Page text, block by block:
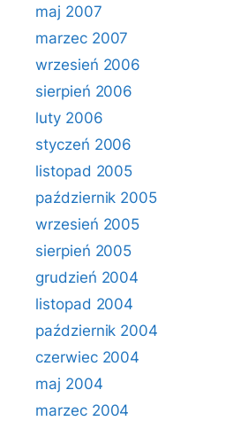
maj 2007
marzec 2007
wrzesień 2006
sierpień 2006
luty 2006
styczeń 2006
listopad 2005
październik 2005
wrzesień 2005
sierpień 2005
grudzień 2004
listopad 2004
październik 2004
czerwiec 2004
maj 2004
marzec 2004